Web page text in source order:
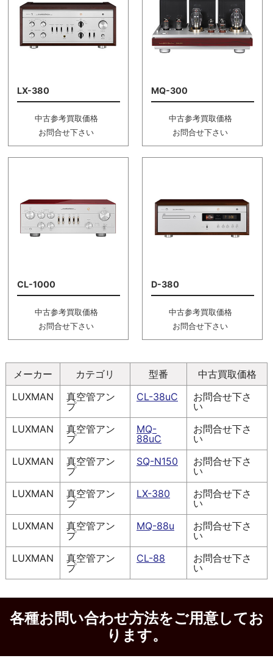
LX-380
中古参考買取価格
お問合せ下さい
MQ-300
中古参考買取価格
お問合せ下さい
CL-1000
中古参考買取価格
お問合せ下さい
D-380
中古参考買取価格
お問合せ下さい
メーカー カテゴリ 型番
中古買取価格
LUXMAN
真空管アン
プ
CL-38uC
お問合せ下さ
い
LUXMAN
真空管アン
プ
MQ-
88uC
お問合せ下さ
い
LUXMAN
真空管アン
プ
SQ-N150
お問合せ下さ
い
LUXMAN
真空管アン
プ
LX-380
お問合せ下さ
い
LUXMAN
真空管アン
プ
MQ-88u
お問合せ下さ
い
LUXMAN
真空管アン
プ
CL-88
お問合せ下さ
い
各種お問い合わせ方法をご用意してお
ります。